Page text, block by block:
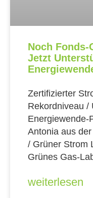
Noch
Jetzt
Zertifizierter
Rekordniveau /
Energiewende-
Antonia aus
/ Grüner Strom
Grünes Gas-
weiterlesen